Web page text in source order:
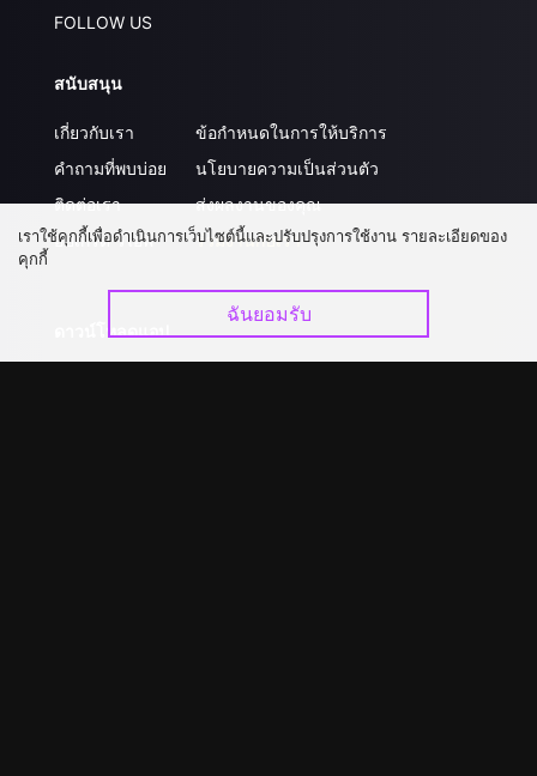
FOLLOW US
สนับสนุน
เกี่ยวกับเรา
คำถามที่พบบ่อย
ติดต่อเรา
อัปเกรด วีไอพี
ข้อกำหนดในการให้บริการ
นโยบายความเป็นส่วนตัว
ส่งผลงานของคุณ
ร่วมงานกับเรา
ดาวน์โหลดแอป
เราใช้คุกกี้เพื่อดำเนินการเว็บไซต์นี้และปรับปรุงการใช้งาน รายละเอียดของ
คุกกี้
ฉันยอมรับ